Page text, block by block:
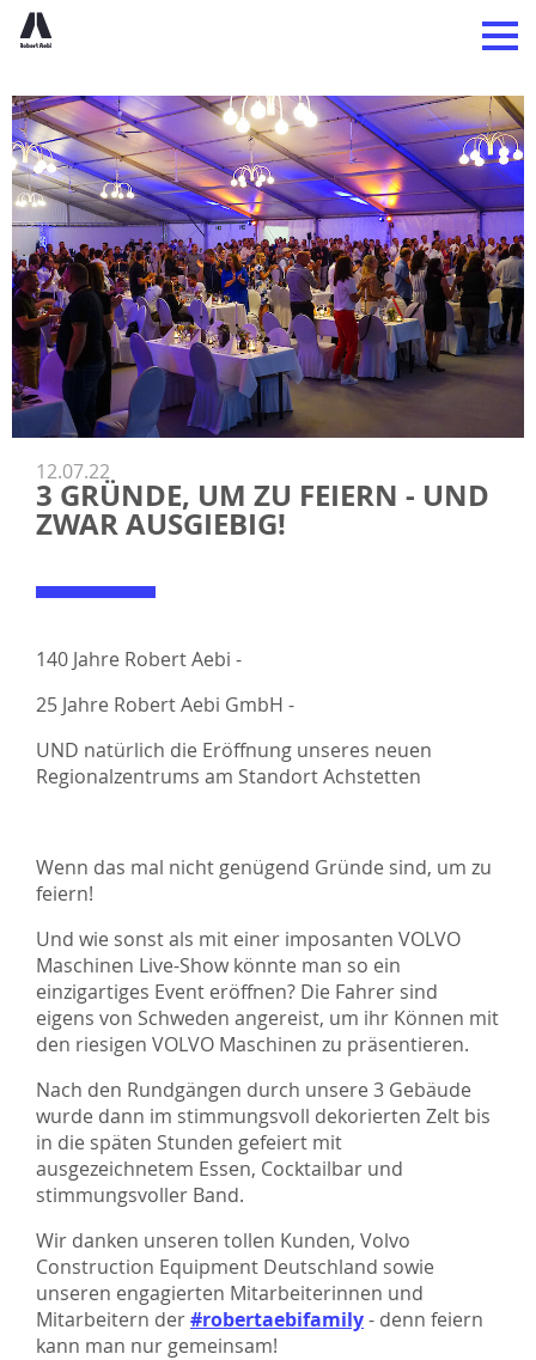
12.07.22
3 GRÜNDE, UM ZU FEIERN - UND
ZWAR AUSGIEBIG!
140 Jahre Robert Aebi -
25 Jahre Robert Aebi GmbH -
UND natürlich die Eröffnung unseres neuen
Regionalzentrums am Standort Achstetten
Wenn das mal nicht genügend Gründe sind, um zu
feiern!
Und wie sonst als mit einer imposanten VOLVO
Maschinen Live-Show könnte man so ein
einzigartiges Event eröffnen? Die Fahrer sind
eigens von Schweden angereist, um ihr Können mit
den riesigen VOLVO Maschinen zu präsentieren.
Nach den Rundgängen durch unsere 3 Gebäude
wurde dann im stimmungsvoll dekorierten Zelt bis
in die späten Stunden gefeiert mit
ausgezeichnetem Essen, Cocktailbar und
stimmungsvoller Band.
Wir danken unseren tollen Kunden, Volvo
Construction Equipment Deutschland sowie
unseren engagierten Mitarbeiterinnen und
Mitarbeitern der#robertaebifamily- denn feiern
kann man nur gemeinsam!